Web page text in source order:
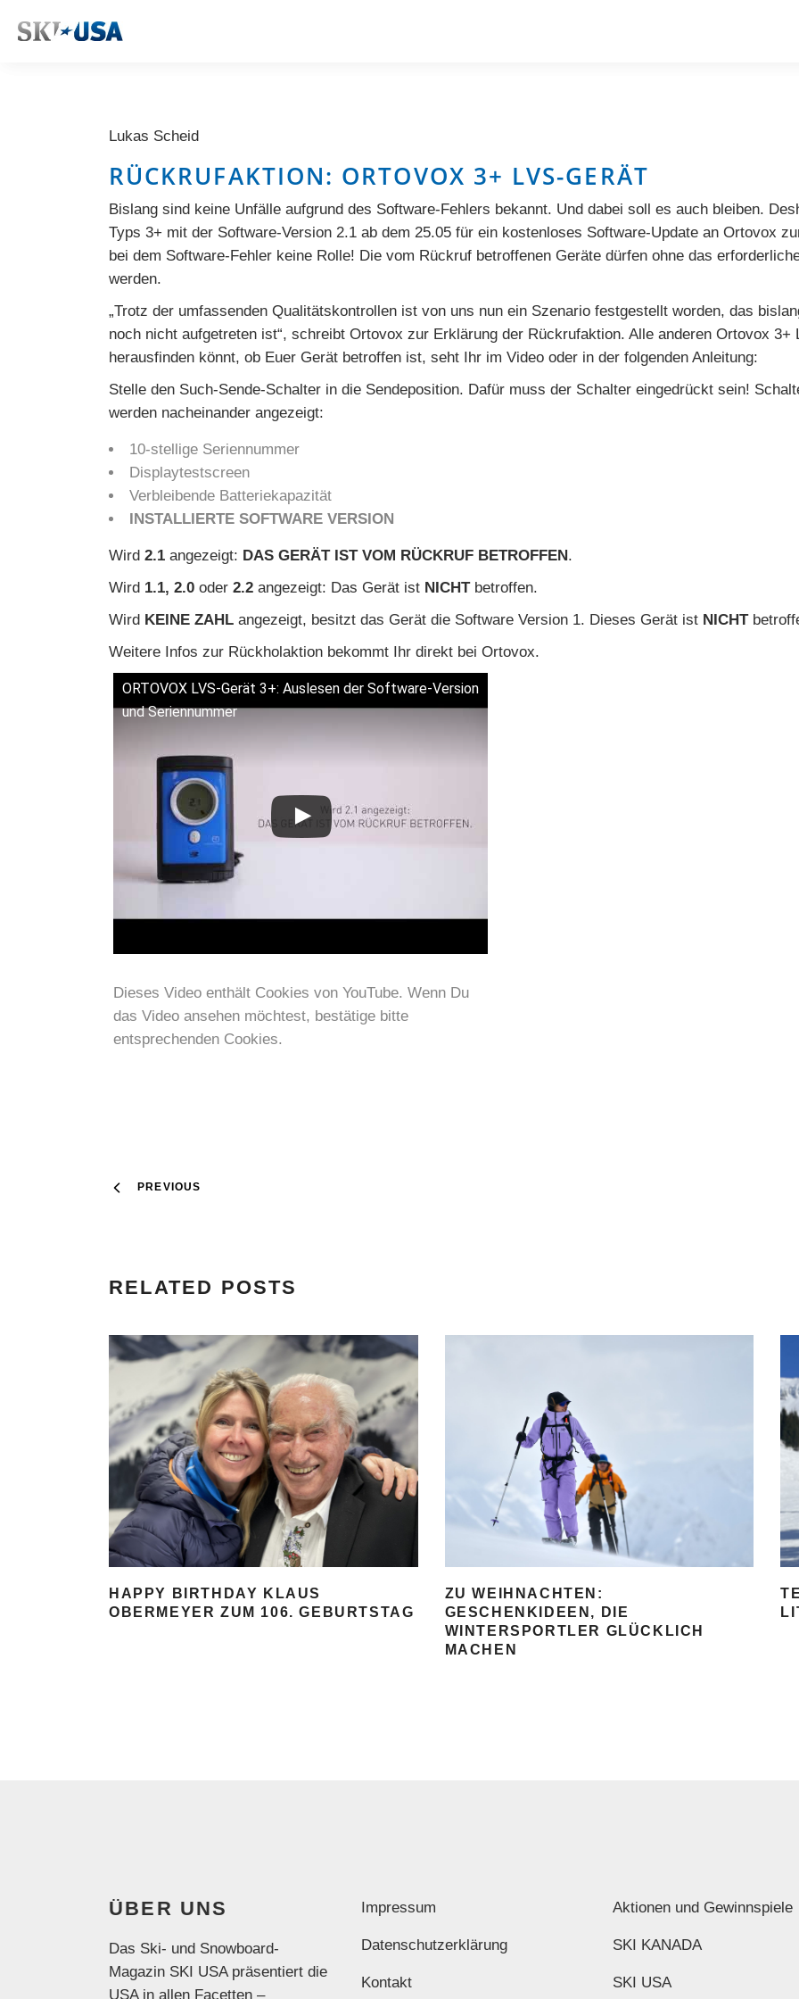
Lukas Scheid
RÜCKRUFAKTION: ORTOVOX 3+ LVS-GERÄT
Bislang sind keine Unfälle aufgrund des Software-Fehlers bekannt. Und dabei soll es auch bleiben.
Typs 3+ mit der Software-Version 2.1 ab dem 25.05 für ein kostenloses Software-Update an Ortovox
bei dem Software-Fehler keine Rolle! Die vom Rückruf betroffenen Geräte dürfen ohne das
werden.
„Trotz der umfassenden Qualitätskontrollen ist von uns nun ein Szenario festgestellt worden, das
noch nicht aufgetreten ist“, schreibt Ortovox zur Erklärung der Rückrufaktion. Alle anderen Ortovox
herausfinden könnt, ob Euer Gerät betroffen ist, seht Ihr im Video oder in der folgenden Anleitung:
Stelle den Such-Sende-Schalter in die Sendeposition. Dafür muss der Schalter eingedrückt sein!
werden nacheinander angezeigt:
10-stellige Seriennummer
Displaytestscreen
Verbleibende Batteriekapazität
INSTALLIERTE SOFTWARE VERSION
Wird 2.1 angezeigt: DAS GERÄT IST VOM RÜCKRUF BETROFFEN.
Wird 1.1, 2.0 oder 2.2 angezeigt: Das Gerät ist NICHTbetroffen.
Wird KEINE ZAHL angezeigt, besitzt das Gerät die Software Version 1. Dieses Gerät ist NICHT
Weitere Infos zur Rückholaktion bekommt Ihr direkt bei Ortovox.
ORTOVOX LVS-Gerät 3+: Auslesen der Software-Version
und Seriennummer
Dieses Video enthält Cookies von YouTube. Wenn Du
das Video ansehen möchtest, bestätige bitte
entsprechenden Cookies.
PREVIOUS
RELATED POSTS
HAPPY BIRTHDAY KLAUS
OBERMEYER ZUM 106. GEBURTSTAG
ZU WEIHNACHTEN:
GESCHENKIDEEN, DIE
WINTERSPORTLER GLÜCKLICH
MACHEN
ÜBER UNS
Das Ski- und Snowboard-
Magazin SKI USA präsentiert die
USA in allen Facetten –
Impressum
Datenschutzerklärung
Kontakt
Aktionen und Gewinnspiele
SKI KANADA
SKI USA